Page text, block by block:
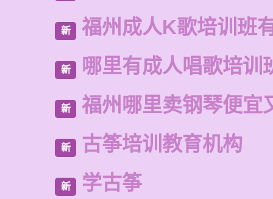
新 福州成人K歌培训班
新 哪里有成人唱歌培训
新 福州哪里卖钢琴便宜
新 古筝培训教育机构
新 学古筝